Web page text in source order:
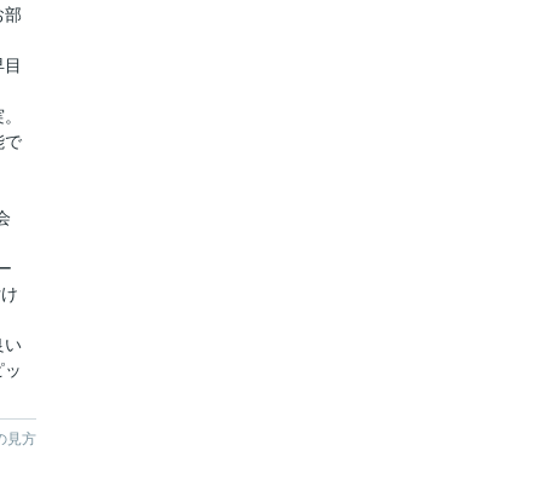
部
で
い
見方